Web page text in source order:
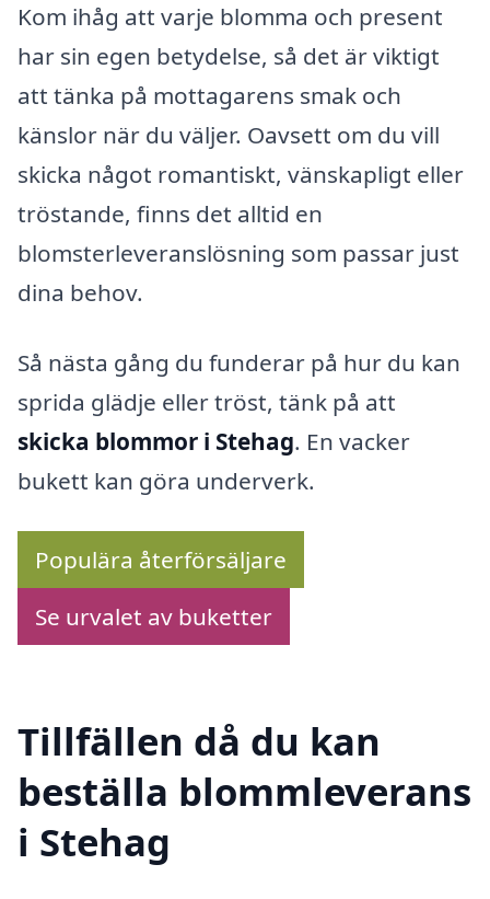
Kom ihåg att varje blomma och present
har sin egen betydelse, så det är viktigt
att tänka på mottagarens smak och
känslor när du väljer. Oavsett om du vill
skicka något romantiskt, vänskapligt eller
tröstande, finns det alltid en
blomsterleveranslösning som passar just
dina behov.
Så nästa gång du funderar på hur du kan
sprida glädje eller tröst, tänk på att
skicka blommor i Stehag. En vacker
bukett kan göra underverk.
Populära återförsäljare
Se urvalet av buketter
Tillfällen då du kan
beställa blommleverans
i Stehag